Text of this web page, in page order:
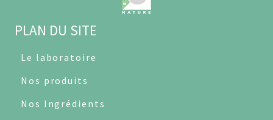
PLAN DU SITE
Le laboratoire
Nos produits
Nos Ingrédients